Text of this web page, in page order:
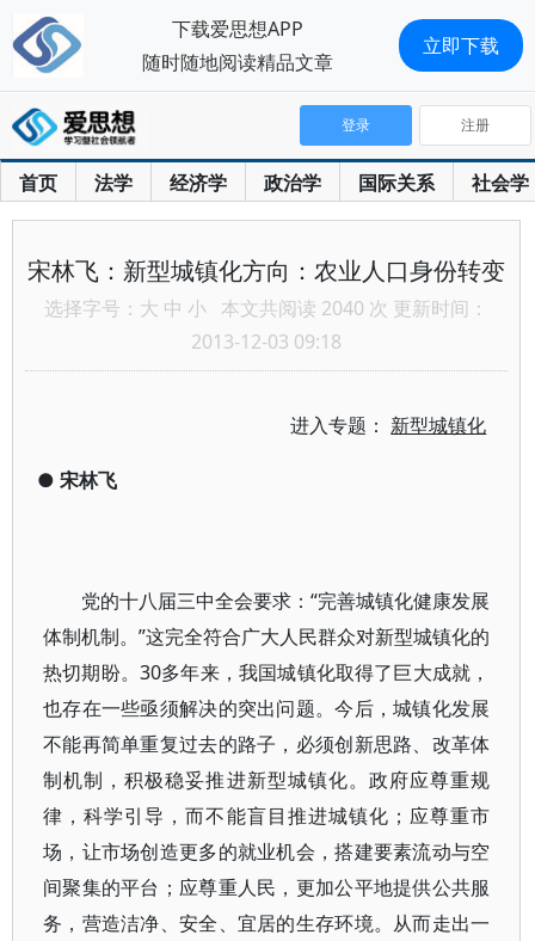
首页 法学 经济学 政治学 国际关系 社会学
登录 注册
宋林飞：新型城镇化方向：农业人口身份转变
选择字号： 大 中 小 本文共阅读 2040 次 更新时间：
2013-12-03 09:18
进入专题： 新型城镇化
● 宋林飞
党的十八届三中全会要求：“完善城镇化健康发展
体制机制。”这完全符合广大人民群众对新型城镇化的
热切期盼。30多年来，我国城镇化取得了巨大成就，
也存在一些亟须解决的突出问题。今后，城镇化发展
不能再简单重复过去的路子，必须创新思路、改革体
制机制，积极稳妥推进新型城镇化。政府应尊重规
律，科学引导，而不能盲目推进城镇化；应尊重市
场，让市场创造更多的就业机会，搭建要素流动与空
间聚集的平台；应尊重人民，更加公平地提供公共服
务，营造洁净、安全、宜居的生存环境。从而走出一
下载爱思想APP
随时随地阅读精品文章
立即下载